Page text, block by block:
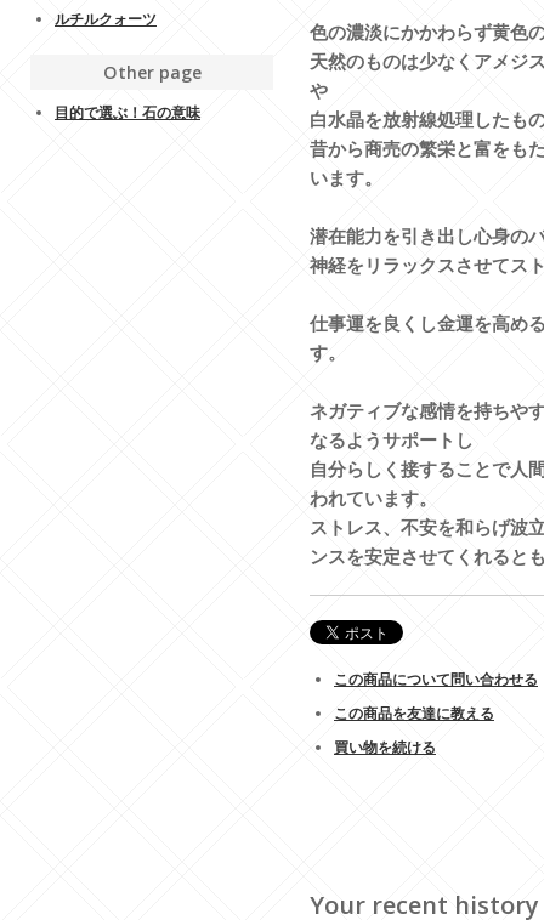
色の濃淡にかかわらず黄色
天然のものは少なくアメジ
や
白水晶を放射線処理したも
昔から商売の繁栄と富をも
います。
潜在能力を引き出し心身の
神経をリラックスさせてス
仕事運を良くし金運を高め
す。
ネガティブな感情を持ちや
なるようサポートし
自分らしく接することで人
われています。
ストレス、不安を和らげ波
ンスを安定させてくれると
この商品について問い合わせる
この商品を友達に教える
買い物を続ける
Your recent history
ルチルクォーツ
Other page
目的で選ぶ！石の意味